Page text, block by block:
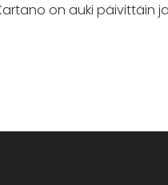
on auki päivittäin